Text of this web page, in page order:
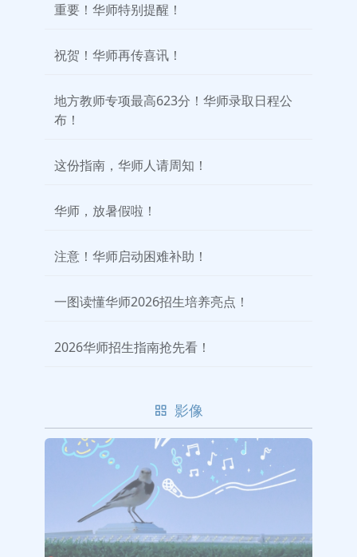
重要！华师特别提醒！
祝贺！华师再传喜讯！
地方教师专项最高623分！华师录取日程公
布！
这份指南，华师人请周知！
华师，放暑假啦！
注意！华师启动困难补助！
一图读懂华师2026招生培养亮点！
2026华师招生指南抢先看！
影像